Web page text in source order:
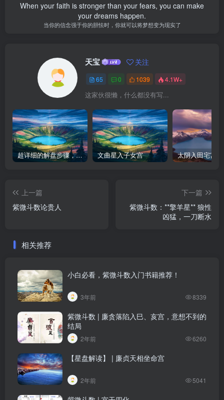
When your faith is stronger than your fears, you can make
your dreams happen.
当你的信念强于你的胆怯时，你就可以将梦想变为现实了
天宝 关注
65 0 1039 4.1W+
这家伙很懒，什么都没有写...
超详细的解盘步骤，紫微斗数入门新手小白必收藏 文曲星入子女宫 太阴入田宅宫
上一篇
紫微斗数论贵人
下一篇
紫微斗数：**擎羊星** 狼性
凶猛，一刀断水
相关推荐
小白必看，紫微斗数入门书籍推荐！
3年前 8339
紫微斗数 | 廉贪落陷入巳、亥宫，意想不到的
结局
2年前 6260
【星盘解读】 | 廉贞天相坐命宫
2年前 5041